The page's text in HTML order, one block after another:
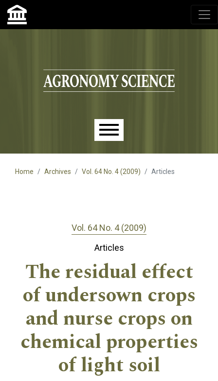
Agronomy Science, przyrodniczy lublin, czasopisma up,
czasopisma uniwersytet przyrodniczy lublin
Skip to main navigation menu
Skip to main content
Skip to site footer
Main menu
Home Archives Vol. 64 No. 4 (2009) Articles
Vol. 64 No. 4 (2009)
Articles
The residual effect
of undersown crops
and nurse crops on
chemical properties
of light soil